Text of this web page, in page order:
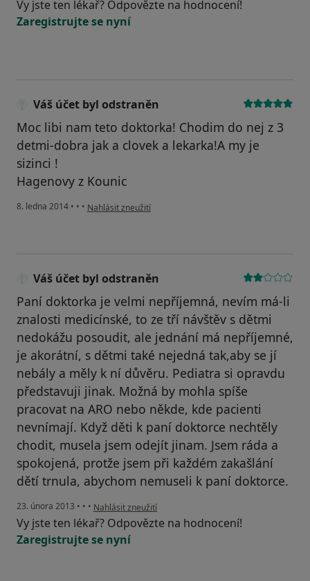
Vy jste ten lékař? Odpovězte na hodnocení!
Zaregistrujte se nyní
Váš účet byl odstraněn
Moc libi nam teto doktorka! Chodim do nej z 3
detmi-dobra jak a clovek a lekarka!A my je
sizinci !
Hagenovy z Kounic
8. ledna 2014 • • • podle názoru uživatele Váš účet byl odstraněn
Nahlásit zneužití
Váš účet byl odstraněn
Paní doktorka je velmi nepříjemná, nevím má-li
znalosti medicínské, to ze tří návštěv s dětmi
nedokážu posoudit, ale jednání má nepříjemné,
je akorátní, s dětmi také nejedná tak,aby se jí
nebály a měly k ní důvěru. Pediatra si opravdu
představuji jinak. Možná by mohla spíše
pracovat na ARO nebo někde, kde pacienti
nevnímají. Když děti k paní doktorce nechtěly
chodit, musela jsem odejít jinam. Jsem ráda a
spokojená, protže jsem při každém zakašlání
dětí trnula, abychom nemuseli k paní doktorce.
23. února 2013 • • • podle názoru uživatele Váš účet byl odstraněn
Nahlásit zneužití
Vy jste ten lékař? Odpovězte na hodnocení!
Zaregistrujte se nyní